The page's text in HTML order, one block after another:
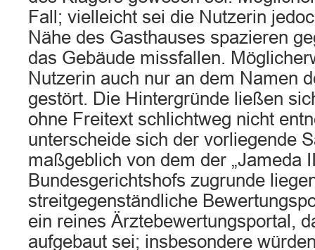
Fall; vielleicht sei die Nutzerin
Nähe des Gasthauses spazieren
das Gebäude missfallen.
Nutzerin auch nur an dem Namen
gestört. Die Hintergründe ließen
ohne Freitext schlichtweg nicht
unterscheide sich der vorliegende
maßgeblich von dem der „Jameda
Bundesgerichtshofs zugrunde
streitgegenständliche
ein reines Ärztebewertungsportal,
aufgebaut sei; insbesondere